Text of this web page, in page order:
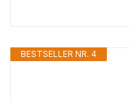
BESTSELLER NR. 4